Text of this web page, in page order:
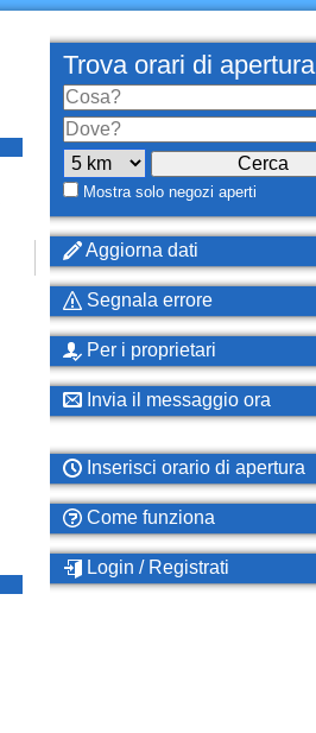
Trova orari di apertura
Mostra solo negozi aperti
Aggiorna dati
Segnala errore
Per i proprietari
Invia il messaggio ora
Inserisci orario di apertura
Come funziona
Login / Registrati